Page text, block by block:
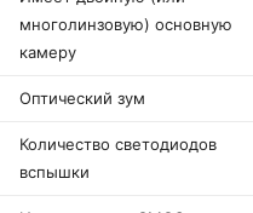
многолинзовую) основную
камеру
Оптический зум
Количество светодиодов
вспышки